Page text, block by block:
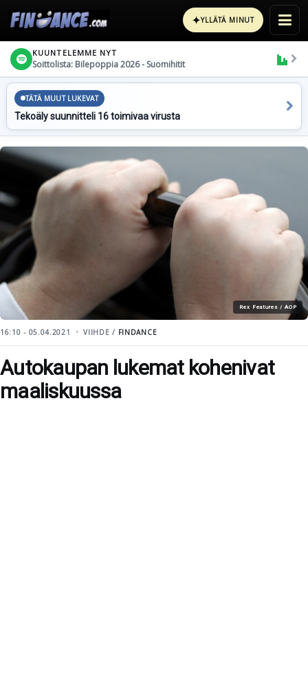
✦YLLÄTÄ MINUT
KUUNTELEMME NYT
Soittolista: Bilepoppia 2026 - Suomihitit
TÄTÄ MUUT LUKEVAT
Tekoäly suunnitteli 16 toimivaa virusta
Rex Features / AOP
16:10 - 05.04.2021 VIIHDE / FINDANCE
Autokaupan lukemat kohenivat
maaliskuussa